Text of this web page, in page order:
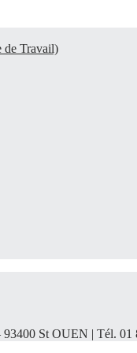
de Travail)
93400 St OUEN | Tél.